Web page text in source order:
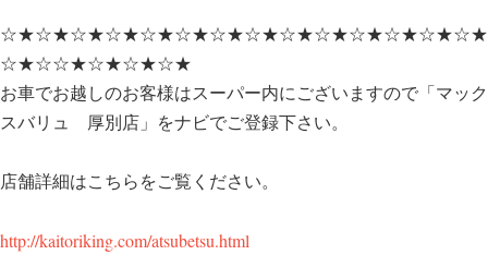
☆★☆★☆★☆★☆★☆★☆★☆★☆★☆★☆★☆★☆★☆★
☆★☆☆★☆★☆★☆★
お車でお越しのお客様はスーパー内にございますので「マック
スバリュ 厚別店」をナビでご登録下さい。
店舗詳細はこちらをご覧ください。
http://kaitoriking.com/atsubetsu.html